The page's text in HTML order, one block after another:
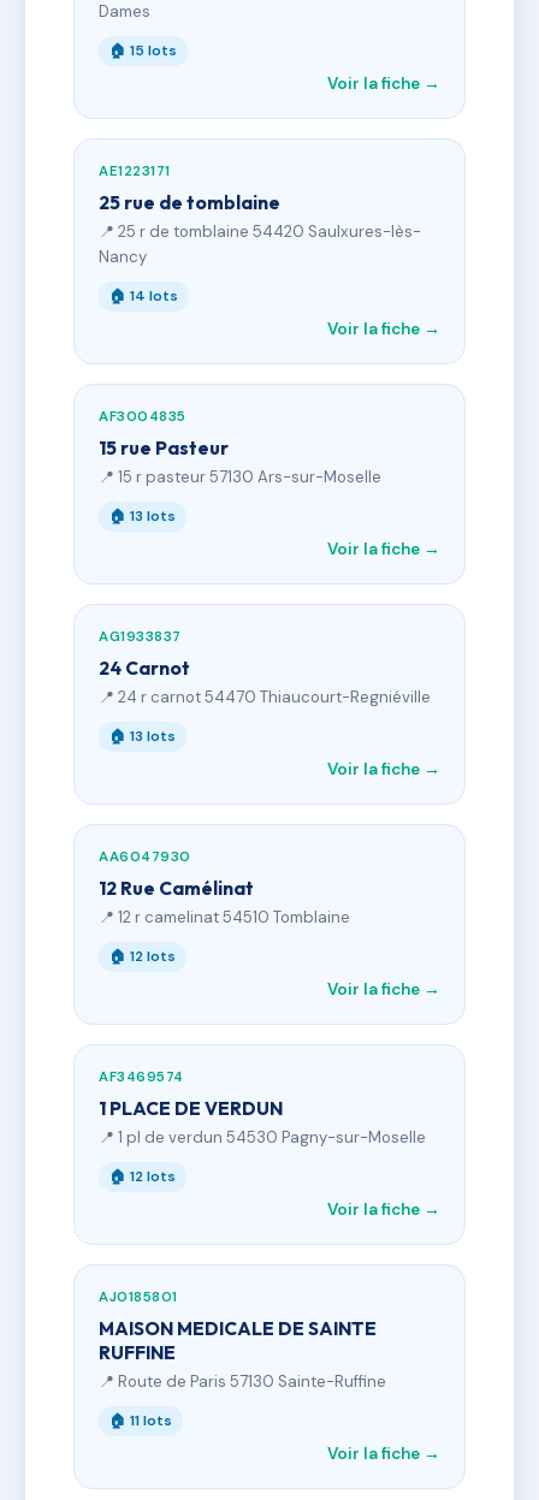
Dames
🏠 15 lots
Voir la fiche →
AE1223171
25 rue de tomblaine
📍 25 r de tomblaine 54420 Saulxures-lès-
Nancy
🏠 14 lots
Voir la fiche →
AF3004835
15 rue Pasteur
📍 15 r pasteur 57130 Ars-sur-Moselle
🏠 13 lots
Voir la fiche →
AG1933837
24 Carnot
📍 24 r carnot 54470 Thiaucourt-Regniéville
🏠 13 lots
Voir la fiche →
AA6047930
12 Rue Camélinat
📍 12 r camelinat 54510 Tomblaine
🏠 12 lots
Voir la fiche →
AF3469574
1 PLACE DE VERDUN
📍 1 pl de verdun 54530 Pagny-sur-Moselle
🏠 12 lots
Voir la fiche →
AJ0185801
MAISON MEDICALE DE SAINTE
RUFFINE
📍 Route de Paris 57130 Sainte-Ruffine
🏠 11 lots
Voir la fiche →